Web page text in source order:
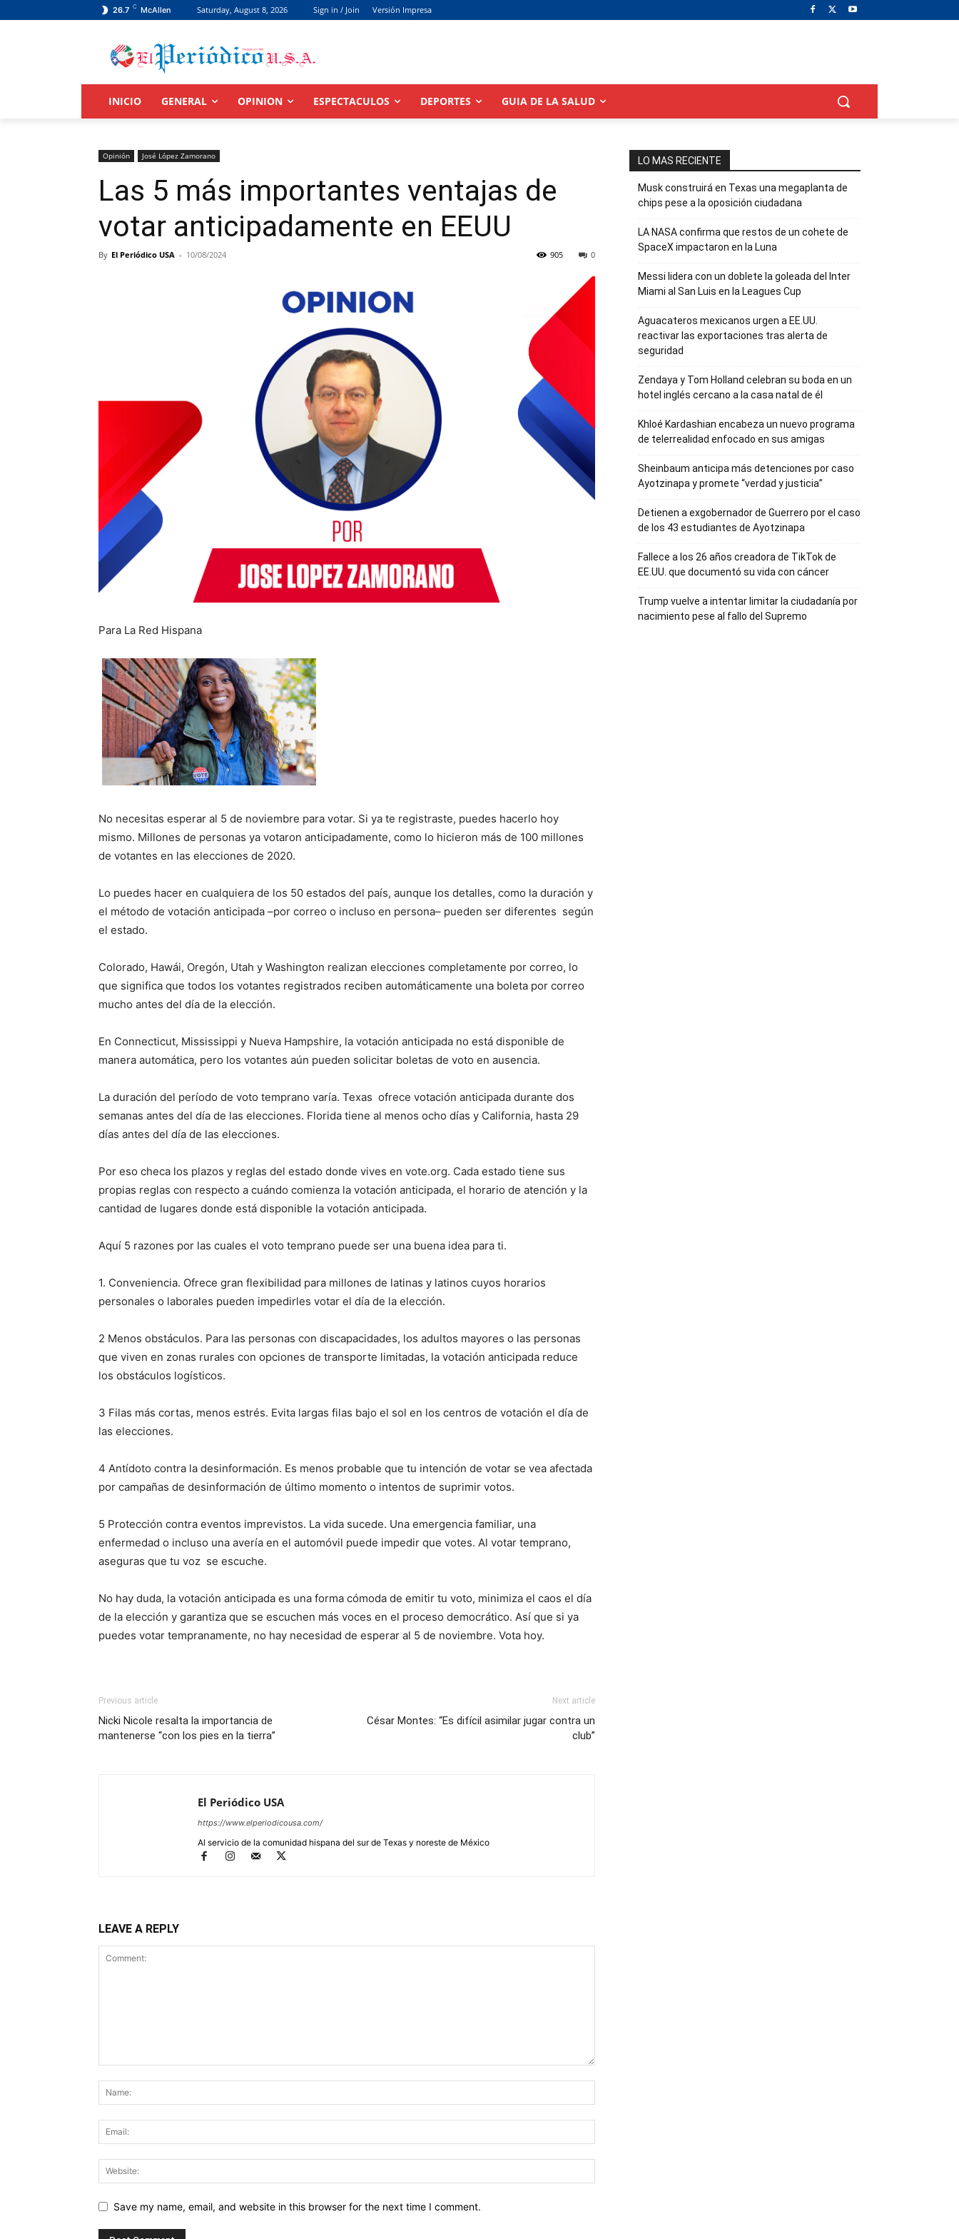
26.7 C McAllen Saturday, August 8, 2026 Sign in / Join Versión Impresa
INICIO GENERAL OPINION ESPECTACULOS DEPORTES GUIA DE LA SALUD
Opinión José López Zamorano
Las 5 más importantes ventajas de
votar anticipadamente en EEUU
By El Periódico USA - 10/08/2024 0
905
Para La Red Hispana
No necesitas esperar al 5 de noviembre para votar. Si ya te registraste, puedes hacerlo hoy
mismo. Millones de personas ya votaron anticipadamente, como lo hicieron más de 100 millones
de votantes en las elecciones de 2020.
Lo puedes hacer en cualquiera de los 50 estados del país, aunque los detalles, como la duración y
el método de votación anticipada –por correo o incluso en persona– pueden ser diferentes según
el estado.
Colorado, Hawái, Oregón, Utah y Washington realizan elecciones completamente por correo, lo
que significa que todos los votantes registrados reciben automáticamente una boleta por correo
mucho antes del día de la elección.
En Connecticut, Mississippi y Nueva Hampshire, la votación anticipada no está disponible de
manera automática, pero los votantes aún pueden solicitar boletas de voto en ausencia.
La duración del período de voto temprano varía. Texas ofrece votación anticipada durante dos
semanas antes del día de las elecciones. Florida tiene al menos ocho días y California, hasta 29
días antes del día de las elecciones.
Por eso checa los plazos y reglas del estado donde vives en vote.org. Cada estado tiene sus
propias reglas con respecto a cuándo comienza la votación anticipada, el horario de atención y la
cantidad de lugares donde está disponible la votación anticipada.
Aquí 5 razones por las cuales el voto temprano puede ser una buena idea para ti.
1. Conveniencia. Ofrece gran flexibilidad para millones de latinas y latinos cuyos horarios
personales o laborales pueden impedirles votar el día de la elección.
2 Menos obstáculos. Para las personas con discapacidades, los adultos mayores o las personas
que viven en zonas rurales con opciones de transporte limitadas, la votación anticipada reduce
los obstáculos logísticos.
3 Filas más cortas, menos estrés. Evita largas filas bajo el sol en los centros de votación el día de
las elecciones.
4 Antídoto contra la desinformación. Es menos probable que tu intención de votar se vea afectada
por campañas de desinformación de último momento o intentos de suprimir votos.
5 Protección contra eventos imprevistos. La vida sucede. Una emergencia familiar, una
enfermedad o incluso una avería en el automóvil puede impedir que votes. Al votar temprano,
aseguras que tu voz se escuche.
No hay duda, la votación anticipada es una forma cómoda de emitir tu voto, minimiza el caos el día
de la elección y garantiza que se escuchen más voces en el proceso democrático. Así que si ya
puedes votar tempranamente, no hay necesidad de esperar al 5 de noviembre. Vota hoy.
Previous article
Nicki Nicole resalta la importancia de
mantenerse “con los pies en la tierra”
Next article
César Montes: “Es difícil asimilar jugar contra un
club”
El Periódico USA
https://www.elperiodicousa.com/
Al servicio de la comunidad hispana del sur de Texas y noreste de México
LEAVE A REPLY
Save my name, email, and website in this browser for the next time I comment.
LO MAS RECIENTE
Musk construirá en Texas una megaplanta de
chips pese a la oposición ciudadana
LA NASA confirma que restos de un cohete de
SpaceX impactaron en la Luna
Messi lidera con un doblete la goleada del Inter
Miami al San Luis en la Leagues Cup
Aguacateros mexicanos urgen a EE.UU.
reactivar las exportaciones tras alerta de
seguridad
Zendaya y Tom Holland celebran su boda en un
hotel inglés cercano a la casa natal de él
Khloé Kardashian encabeza un nuevo programa
de telerrealidad enfocado en sus amigas
Sheinbaum anticipa más detenciones por caso
Ayotzinapa y promete “verdad y justicia”
Detienen a exgobernador de Guerrero por el caso
de los 43 estudiantes de Ayotzinapa
Fallece a los 26 años creadora de TikTok de
EE.UU. que documentó su vida con cáncer
Trump vuelve a intentar limitar la ciudadanía por
nacimiento pese al fallo del Supremo